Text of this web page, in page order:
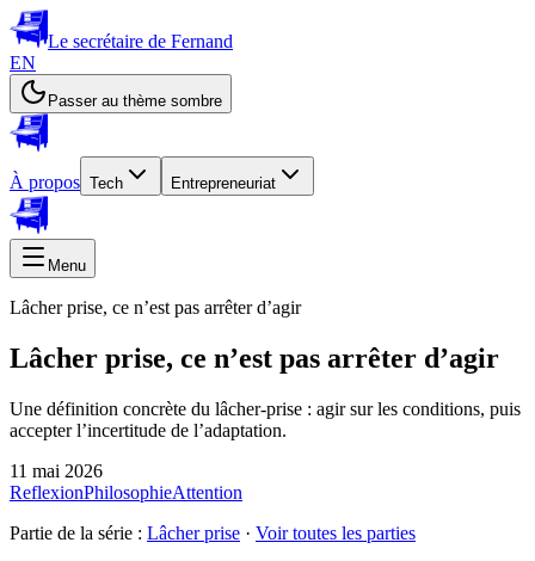
Le secrétaire de Fernand
EN
Passer au thème sombre
À propos Tech Entrepreneuriat
Menu
Lâcher prise, ce n’est pas arrêter d’agir
Lâcher prise, ce n’est pas arrêter d’agir
Une définition concrète du lâcher-prise : agir sur les conditions, puis
accepter l’incertitude de l’adaptation.
11 mai 2026
ReflexionPhilosophieAttention
Partie de la série : Lâcher prise · Voir toutes les parties